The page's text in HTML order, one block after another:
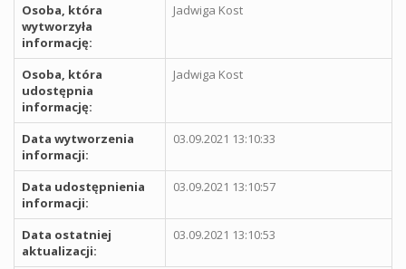
Osoba, która
wytworzyła
informację:
Jadwiga Kost
Osoba, która
udostępnia
informację:
Jadwiga Kost
Data wytworzenia
informacji:
03.09.2021 13:10:33
Data udostępnienia
informacji:
03.09.2021 13:10:57
Data ostatniej
aktualizacji:
03.09.2021 13:10:53